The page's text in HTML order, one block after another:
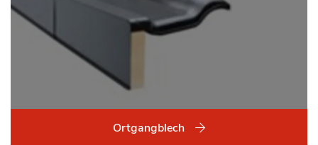
Ortgangblech